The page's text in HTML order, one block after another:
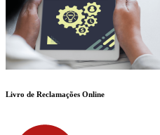
Livro de Reclamações Online